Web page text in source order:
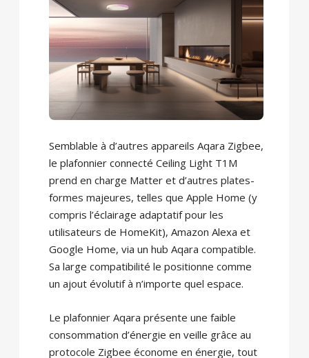
Semblable à d’autres appareils Aqara Zigbee,
le plafonnier connecté Ceiling Light T1M
prend en charge Matter et d’autres plates-
formes majeures, telles que Apple Home (y
compris l’éclairage adaptatif pour les
utilisateurs de HomeKit), Amazon Alexa et
Google Home, via un hub Aqara compatible.
Sa large compatibilité le positionne comme
un ajout évolutif à n’importe quel espace.
Le plafonnier Aqara présente une faible
consommation d’énergie en veille grâce au
protocole Zigbee économe en énergie, tout